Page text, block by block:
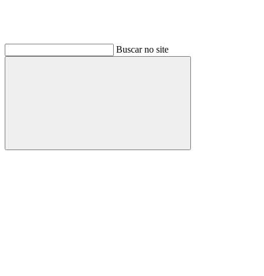
Buscar no site
Buscar